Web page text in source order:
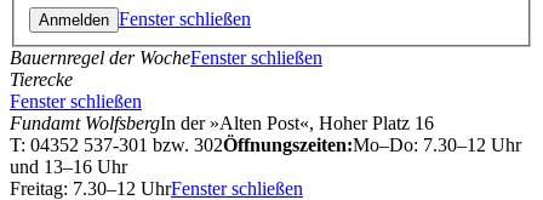
Fenster schließen
Bauernregel der WocheFenster schließen
Tierecke
Fenster schließen
Fundamt WolfsbergIn der »Alten Post«, Hoher Platz 16
T: 04352 537-301 bzw. 302Öffnungszeiten:Mo–Do: 7.30–12 Uhr
und 13–16 Uhr
Freitag: 7.30–12 UhrFenster schließen